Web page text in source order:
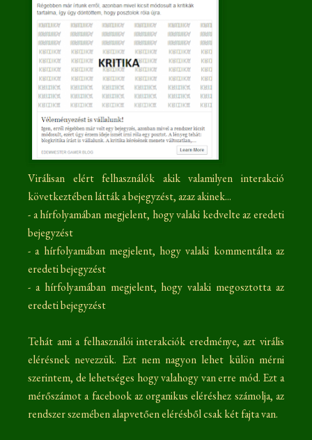
Virálisan elért felhasználók akik valamilyen interakció
következtében látták a bejegyzést, azaz akinek...
- a hírfolyamában megjelent, hogy valaki kedvelte az eredeti
bejegyzést
- a hírfolyamában megjelent, hogy valaki kommentálta az
eredeti bejegyzést
- a hírfolyamában megjelent, hogy valaki megosztotta az
eredeti bejegyzést
Tehát ami a felhasználói interakciók eredménye, azt virális
elérésnek nevezzük. Ezt nem nagyon lehet külön mérni
szerintem, de lehetséges hogy valahogy van erre mód. Ezt a
mérőszámot a facebook az organikus eléréshez számolja, az
rendszer szemében alapvetően elérésből csak két fajta van.